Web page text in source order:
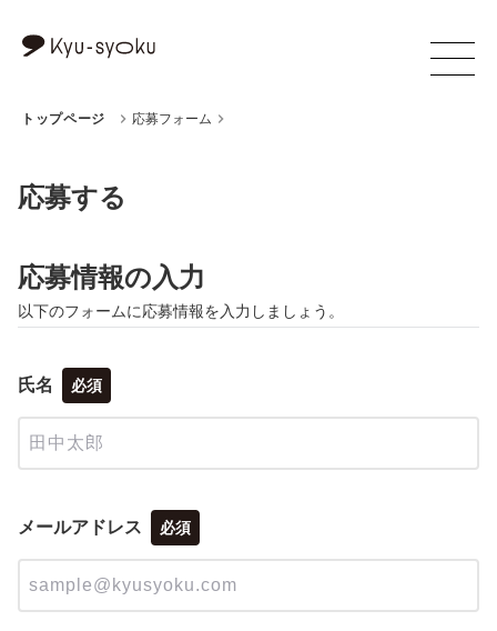
トップページ 応募フォーム
応募する
応募情報の入力
以下のフォームに応募情報を入力しましょう。
氏名 必須
メールアドレス 必須